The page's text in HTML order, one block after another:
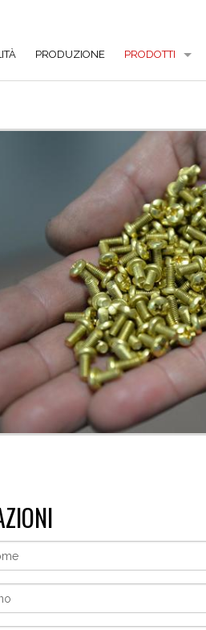
PRODUZIONE PRODOTTI
VITI IN ACCIAIO
VITI IN OTTONE
VITI IN RAME E
VITI A SALDARE